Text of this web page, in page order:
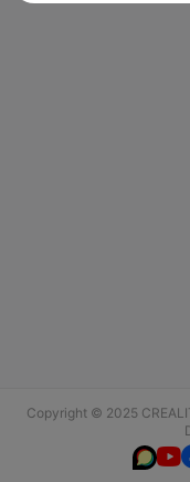
Copyright © 2025
